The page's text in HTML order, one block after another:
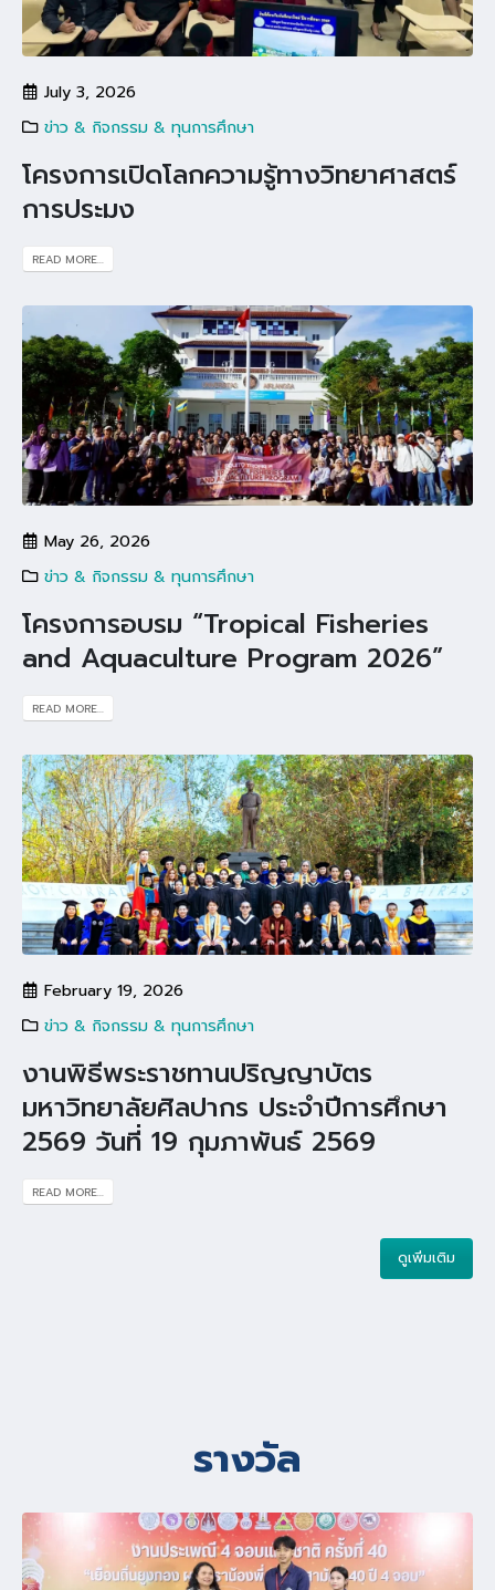
July 3, 2026
ข่าว & กิจกรรม & ทุนการศึกษา
โครงการเปิดโลกความรู้ทางวิทยาศาสตร์
การประมง
READ MORE...
May 26, 2026
ข่าว & กิจกรรม & ทุนการศึกษา
โครงการอบรม “Tropical Fisheries
and Aquaculture Program 2026”
READ MORE...
February 19, 2026
ข่าว & กิจกรรม & ทุนการศึกษา
งานพิธีพระราชทานปริญญาบัตร
มหาวิทยาลัยศิลปากร ประจำปีการศึกษา
2569 วันที่ 19 กุมภาพันธ์ 2569
READ MORE...
ดูเพิ่มเติม
รางวัล